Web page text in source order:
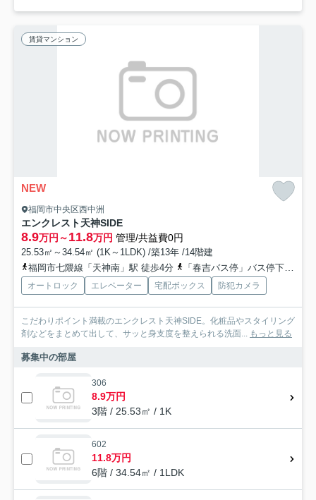
賃貸マンション
NEW
福岡市中央区西中洲
エンクレスト天神SIDE
8.9万円～11.8万円 管理/共益費0円
25.53㎡～34.54㎡ (1K～1LDK) /築13年 /14階建
福岡市七隈線「天神南」駅 徒歩4分
「春吉バス停」バス停下車 徒歩2分
オートロック エレベーター 宅配ボックス 防犯カメラ
こだわりポイント満載のエンクレスト天神SIDE。化粧品やスタイリング
剤などをまとめて出して、サッと身支度を整えられる洗面... もっと見る
募集中の部屋
306
8.9万円
3階 / 25.53㎡ / 1K
602
11.8万円
6階 / 34.54㎡ / 1LDK